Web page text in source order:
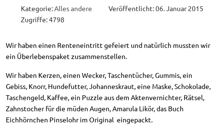
Kategorie:Alles andere
Veröffentlicht: 06. Januar 2015
Zugriffe: 4798
Wir haben einen Renteneintritt gefeiert und natürlich mussten wir
ein Überlebenspaket zusammenstellen.
Wir haben Kerzen, einen Wecker, Taschentücher, Gummis, ein
Gebiss, Knorr, Hundefutter, Johanneskraut, eine Maske, Schokolade,
Taschengeld, Kaffee, ein Puzzle aus dem Aktenvernichter, Rätsel,
Zahnstocher für die müden Augen, Amarula Likör, das Buch
Eichhörnchen Pinselohr im Original eingepackt.